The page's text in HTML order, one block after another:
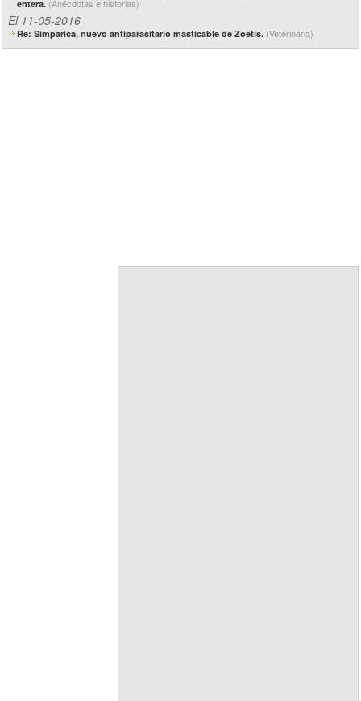
entera. (Anécdotas e historias)
El 11-05-2016
Re: Simparica, nuevo antiparasitario masticable de Zoetis. (Veterinaria)